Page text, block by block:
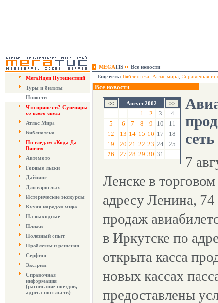
MEGATIS
Все новости
МегаИдеи Путешествий
Туры и билеты
Новости
Что привезти? Сувениры
со всего света
Атлас Мира
Библиотека
По следам «Кода Да
Винчи»
Автомото
Горные лыжи
Дайвинг
Для взрослых
Исторические экскурсы
Кухня народов мира
На выходные
Пляжи
Полезный опыт
Проблемы и решения
Серфинг
Экстрим
Справочная
информация
(расписание поездов,
адреса посольств)
Еще есть: Библиотека Атлас мира Справочная
Все новости
Август 2002
1 2 3
4
5
6 7 8 9 10
11
12
13 14 15 16 17
18
19
20 21 22 23 24
25
26
27 28 29 30 31
7
Ленске в
адресу Ленина, 74
продаж
в Иркутске по
открыта касса
новых кассах
предоставлены